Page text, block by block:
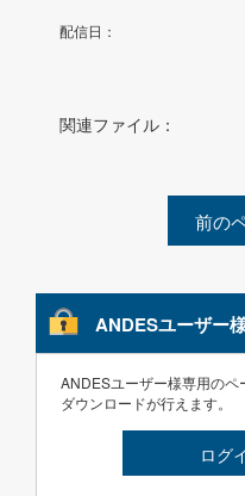
配信日：
関連ファイル：
前の
ANDESユーザー
ANDESユーザー様専用のペ
ダウンロードが行えます。
ログ